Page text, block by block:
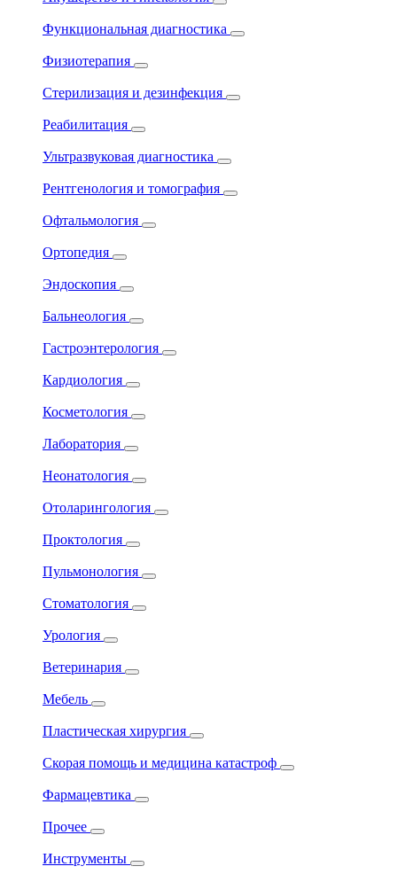
Функциональная диагностика
Физиотерапия
Стерилизация и дезинфекция
Реабилитация
Ультразвуковая диагностика
Рентгенология и томография
Офтальмология
Ортопедия
Эндоскопия
Бальнеология
Гастроэнтерология
Кардиология
Косметология
Лаборатория
Неонатология
Отоларингология
Проктология
Пульмонология
Стоматология
Урология
Ветеринария
Мебель
Пластическая хирургия
Скорая помощь и медицина катастроф
Фармацевтика
Прочее
Инструменты